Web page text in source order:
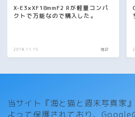
X-E3×XF18mmF2 Rが軽量コンパ
クトで万能なので購入した。
2018.11.19 雑記
当サイト『海と猫と週末写真家
よって保護されており、Google